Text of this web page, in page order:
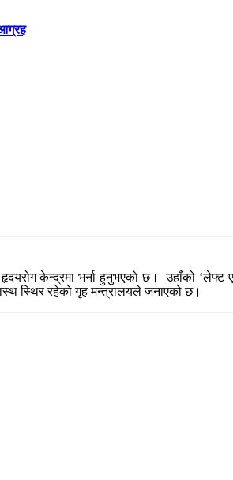
केन्द्रमा भर्ना हुनुभएकाे छ। उहाँको ‘लेफ्ट
स्थिर रहेको गृह मन्त्रालयले जनाएको छ।